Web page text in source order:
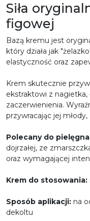
Siła
figowej
Bazą kremu jest
który działa jak
elastyczność oraz
Krem skutecznie
ekstraktowi z nagietka,
zaczerwienienia.
przywracając jej
Polecany do
dojrzałej, ze
oraz wymagającej
Krem do stosowania:
Sposób aplikacji: na
dekoltu